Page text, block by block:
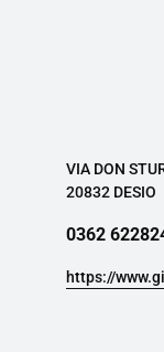
VIA DON
20832 DESIO
0362
https://